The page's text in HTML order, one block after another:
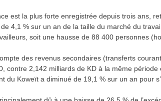
est la plus forte enregistrée depuis trois ans,
4,1 % sur un an de la taille du marché du
soit une hausse de 88 400 personnes
des revenus secondaires (transferts
contre 2,142 milliards de KD à la même
du Koweït a diminué de 19,1 % sur un an pour